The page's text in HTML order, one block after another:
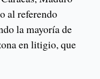
al referendo
la mayoría de
en litigio, que